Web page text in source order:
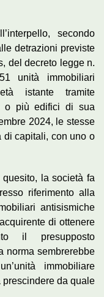
secondo
detrazioni previste
del decreto legge n.
unità immobiliari
istante tramite
o più edifici di sua
2024, le stesse
di capitali, con uno o
la società fa
riferimento alla
antisismiche
di ottenere
il presupposto
norma sembrerebbe
immobiliare
da quale